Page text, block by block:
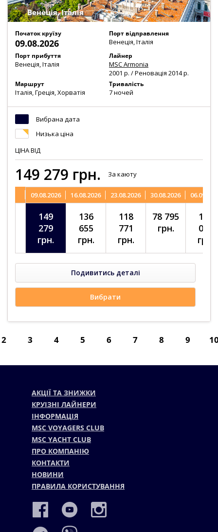
Венеція, Італія
Початок круїзу
09.08.2026
Порт відправлення
Венеція, Італія
Порт прибуття
Венеція, Італія
Лайнер
MSC Armonia
2001 р. / Реновація 2014 р.
Маршрут
Італія, Греція, Хорватія
Тривалість
7 ночей
Вибрана дата
Низька ціна
ЦІНАВІД
149 279 грн. За каюту
09.08.2026 16.08.2026 23.08.2026 30.08.2026
149
279
грн.
136
655
грн.
118
771
грн.
78 795
грн.
105
095
грн.
Подивитись деталі
Вибрати
2 3 4 5 6 7 8 9
АКЦІЇ ТА ЗНИЖКИ
КРУІЗНІ ЛАЙНЕРИ
ІНФОРМАЦІЯ
MSC VOYAGERS CLUB
MSC YACHT CLUB
ПРО КОМПАНІЮ
КОНТАКТИ
НОВИНИ
ПРАВИЛА КОРИСТУВАННЯ